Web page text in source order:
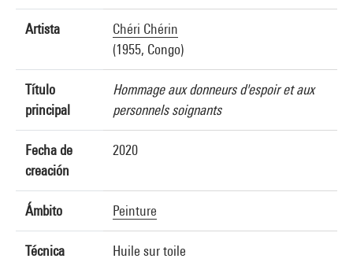
Artista
Chéri Chérin
(1955, Congo)
Título
principal
Hommage aux donneurs d'espoir et aux
personnels soignants
Fecha de
creación
2020
Ámbito Peinture
Técnica Huile sur toile